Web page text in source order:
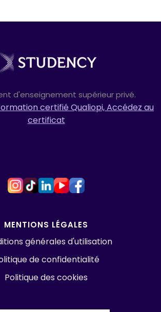
d'enseignement supérieur privé.
certifié Qualiopi, Accédez au
certificat
MENTIONS LÉGALES
générales d'utilisation
de confidentialité
Politique des cookies